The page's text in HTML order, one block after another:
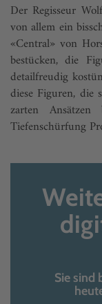
Der Regisseur
von allem ein
«Central» von
bestücken, die
detailfreudig
diese Figuren, die
zarten Ansätzen
Tiefenschürfung
Sie sind